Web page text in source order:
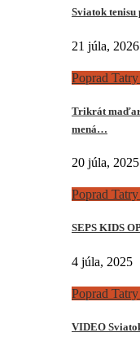
Sviatok
21 júla, 2026
Poprad
Trikrát
mená…
20 júla, 2025
Poprad
SEPS KIDS
4 júla, 2025
Poprad
VIDEO